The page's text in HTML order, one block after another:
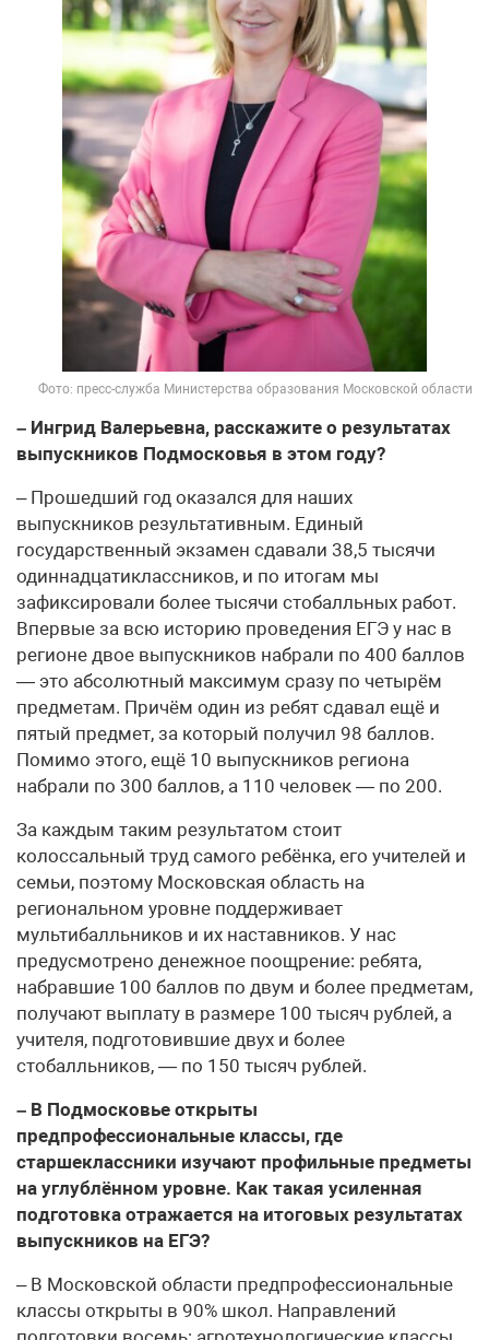
Фото: пресс-служба Министерства образования Московской области
– Ингрид Валерьевна, расскажите о результатах
выпускников Подмосковья в этом году?
– Прошедший год оказался для наших
выпускников результативным. Единый
государственный экзамен сдавали 38,5 тысячи
одиннадцатиклассников, и по итогам мы
зафиксировали более тысячи стобалльных работ.
Впервые за всю историю проведения ЕГЭ у нас в
регионе двое выпускников набрали по 400 баллов
— это абсолютный максимум сразу по четырём
предметам. Причём один из ребят сдавал ещё и
пятый предмет, за который получил 98 баллов.
Помимо этого, ещё 10 выпускников региона
набрали по 300 баллов, а 110 человек — по 200.
За каждым таким результатом стоит
колоссальный труд самого ребёнка, его учителей и
семьи, поэтому Московская область на
региональном уровне поддерживает
мультибалльников и их наставников. У нас
предусмотрено денежное поощрение: ребята,
набравшие 100 баллов по двум и более предметам,
получают выплату в размере 100 тысяч рублей, а
учителя, подготовившие двух и более
стобалльников, — по 150 тысяч рублей.
– В Подмосковье открыты
предпрофессиональные классы, где
старшеклассники изучают профильные предметы
на углублённом уровне. Как такая усиленная
подготовка отражается на итоговых результатах
выпускников на ЕГЭ?
– В Московской области предпрофессиональные
классы открыты в 90% школ. Направлений